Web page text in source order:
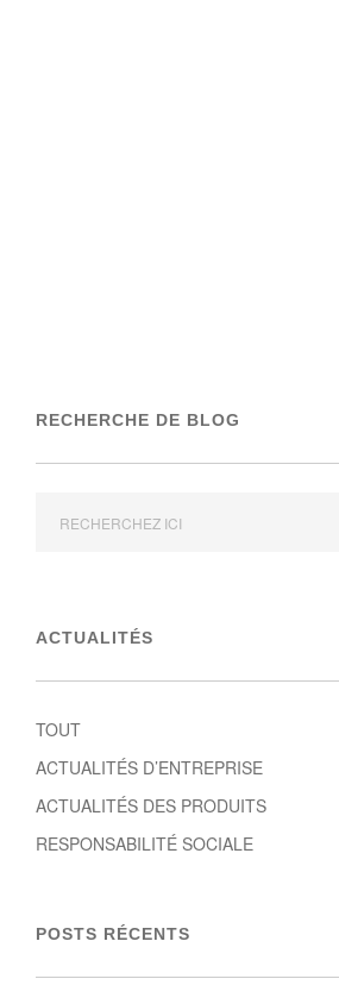
RECHERCHE DE BLOG
ACTUALITÉS
TOUT
ACTUALITÉS D’ENTREPRISE
ACTUALITÉS DES PRODUITS
RESPONSABILITÉ SOCIALE
POSTS RÉCENTS